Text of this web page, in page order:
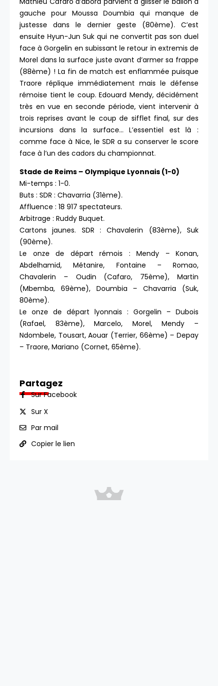
gauche pour Moussa Doumbia qui manque de
justesse dans le dernier geste (80ème). C’est
ensuite Hyun-Jun Suk qui ne convertit pas son duel
face à Gorgelin en subissant le retour in extremis de
Morel dans la surface juste avant d’armer sa frappe
(88ème) ! La fin de match est enflammée puisque
Traore réplique immédiatement mais le défense
rémoise tient le coup. Edouard Mendy, décidément
très en vue en seconde période, vient intervenir à
trois reprises avant le coup de sifflet final, sur des
incursions dans la surface… L’essentiel est là :
comme face à Nice, le SDR a su conserver le score
face à l’un des cadors du championnat.
Stade de Reims – Olympique Lyonnais (1-0)
Mi-temps : 1-0.
Buts : SDR : Chavarria (31ème).
Affluence : 18 917 spectateurs.
Arbitrage : Ruddy Buquet.
Cartons jaunes. SDR : Chavalerin (83ème), Suk
(90ème).
Le onze de départ rémois : Mendy – Konan,
Abdelhamid, Métanire, Fontaine – Romao,
Chavalerin – Oudin (Cafaro, 75ème), Martin
(Mbemba, 69ème), Doumbia – Chavarria (Suk,
80ème).
Le onze de départ lyonnais : Gorgelin – Dubois
(Rafael, 83ème), Marcelo, Morel, Mendy –
Ndombele, Tousart, Aouar (Terrier, 66ème) – Depay
– Traore, Mariano (Cornet, 65ème).
Partagez
Sur Facebook
Sur X
Par mail
Copier le lien